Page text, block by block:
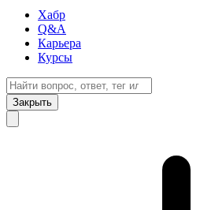
Хабр
Q&A
Карьера
Курсы
Закрыть